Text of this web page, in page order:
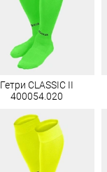
Гетри CLASSIC II
400054.020